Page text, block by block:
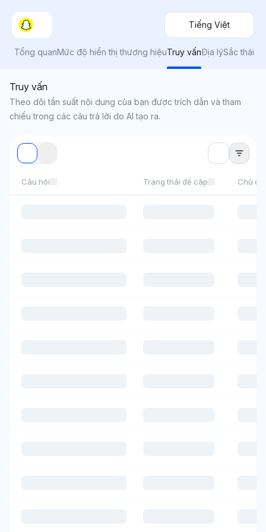
Tiếng Việt
Tổng quanMức độ hiển thị thương hiệuTruy vấnĐịa lýSắc thái
Truy vấn
Theo dõi tần suất nội dung của bạn được trích dẫn và tham
chiếu trong các câu trả lời do AI tạo ra.
Câu hỏi Trạng thái đề cập Chủ đề